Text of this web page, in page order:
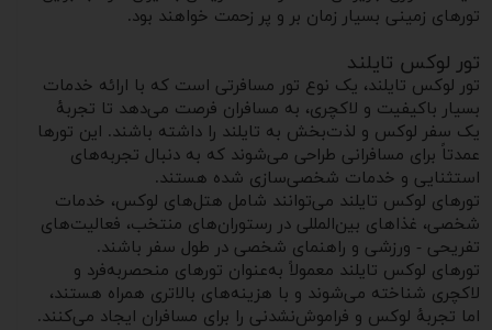
تورهای زمینی بسیار زمان بر و پر زحمت خواهند بود.
تور لوکس تایلند
تور لوکس تایلند، یک نوع تور مسافرتی است که با ارائه خدمات
بسیار باکیفیت و لاکچری، به مسافران فرصت می‌دهد تا تجربهٔ
یک سفر لوکس و لذت‌بخش به تایلند را داشته باشند. این تورها
عمدتاً برای مسافرانی طراحی می‌شوند که به دنبال تجربه‌های
استثنایی و خدمات شخصی‌سازی شده هستند.
تورهای لوکس تایلند می‌توانند شامل هتل‌های لوکس، خدمات
شخصی، غذاهای بین‌المللی در رستوران‌های منتخب، فعالیت‌های
تفریحی - ورزشی و راهنمای شخصی در طول سفر باشند.
تورهای لوکس تایلند معمولاً به‌عنوان تورهای منحصربه‌فرد و
لاکچری شناخته می‌شوند و با هزینه‌های بالاتری همراه هستند،
اما تجربهٔ لوکس و فراموش‌نشدنی را برای مسافران ایجاد می‌کنند.